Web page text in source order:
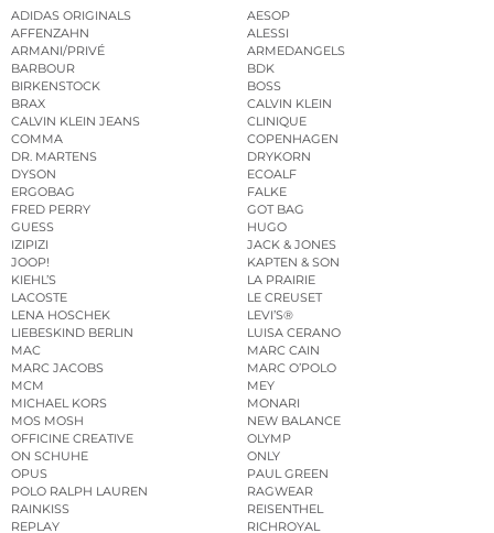
ADIDAS ORIGINALS
AESOP
AFFENZAHN
ALESSI
ARMANI/PRIVÉ
ARMEDANGELS
BARBOUR
BDK
BIRKENSTOCK
BOSS
BRAX
CALVIN KLEIN
CALVIN KLEIN JEANS
CLINIQUE
COMMA
COPENHAGEN
DR. MARTENS
DRYKORN
DYSON
ECOALF
ERGOBAG
FALKE
FRED PERRY
GOT BAG
GUESS
HUGO
IZIPIZI
JACK & JONES
JOOP!
KAPTEN & SON
KIEHL’S
LA PRAIRIE
LACOSTE
LE CREUSET
LENA HOSCHEK
LEVI’S®
LIEBESKIND BERLIN
LUISA CERANO
MAC
MARC CAIN
MARC JACOBS
MARC O’POLO
MCM
MEY
MICHAEL KORS
MONARI
MOS MOSH
NEW BALANCE
OFFICINE CREATIVE
OLYMP
ON SCHUHE
ONLY
OPUS
PAUL GREEN
POLO RALPH LAUREN
RAGWEAR
RAINKISS
REISENTHEL
REPLAY
RICHROYAL